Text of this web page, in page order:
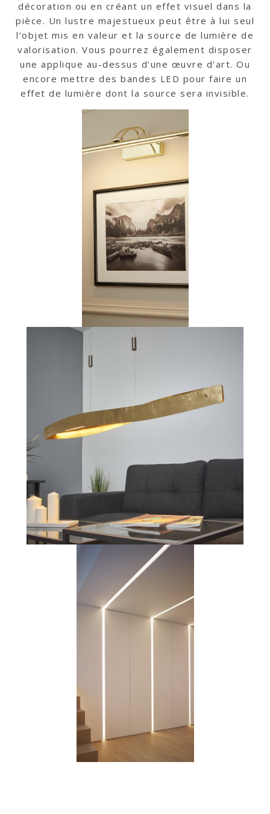
décoration ou en créant un effet visuel dans la
pièce. Un lustre majestueux peut être à lui seul
l’objet mis en valeur et la source de lumière de
valorisation. Vous pourrez également disposer
une applique au-dessus d’une œuvre d’art. Ou
encore mettre des bandes LED pour faire un
effet de lumière dont la source sera invisible.